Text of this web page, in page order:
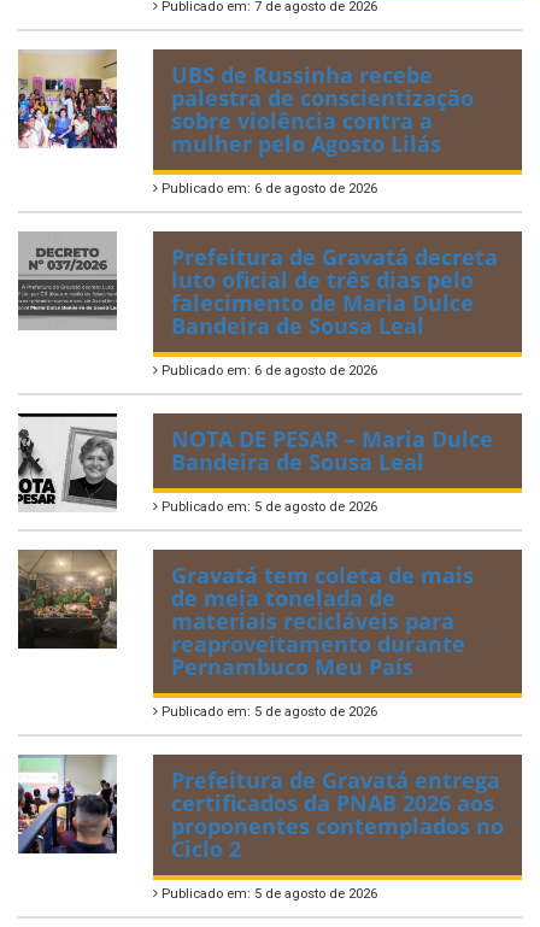
Publicado em: 7 de agosto de 2026
UBS de Russinha recebe
palestra de conscientização
sobre violência contra a
mulher pelo Agosto Lilás
Publicado em: 6 de agosto de 2026
Prefeitura de Gravatá decreta
luto oficial de três dias pelo
falecimento de Maria Dulce
Bandeira de Sousa Leal
Publicado em: 6 de agosto de 2026
NOTA DE PESAR – Maria Dulce
Bandeira de Sousa Leal
Publicado em: 5 de agosto de 2026
Gravatá tem coleta de mais
de meia tonelada de
materiais recicláveis para
reaproveitamento durante
Pernambuco Meu País
Publicado em: 5 de agosto de 2026
Prefeitura de Gravatá entrega
certificados da PNAB 2026 aos
proponentes contemplados no
Ciclo 2
Publicado em: 5 de agosto de 2026